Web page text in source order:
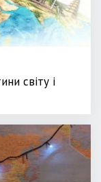
світу і